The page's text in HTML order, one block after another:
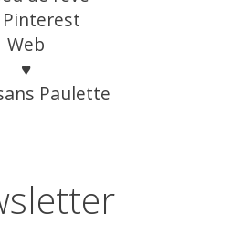
Pinterest
Web
♥
Paulette